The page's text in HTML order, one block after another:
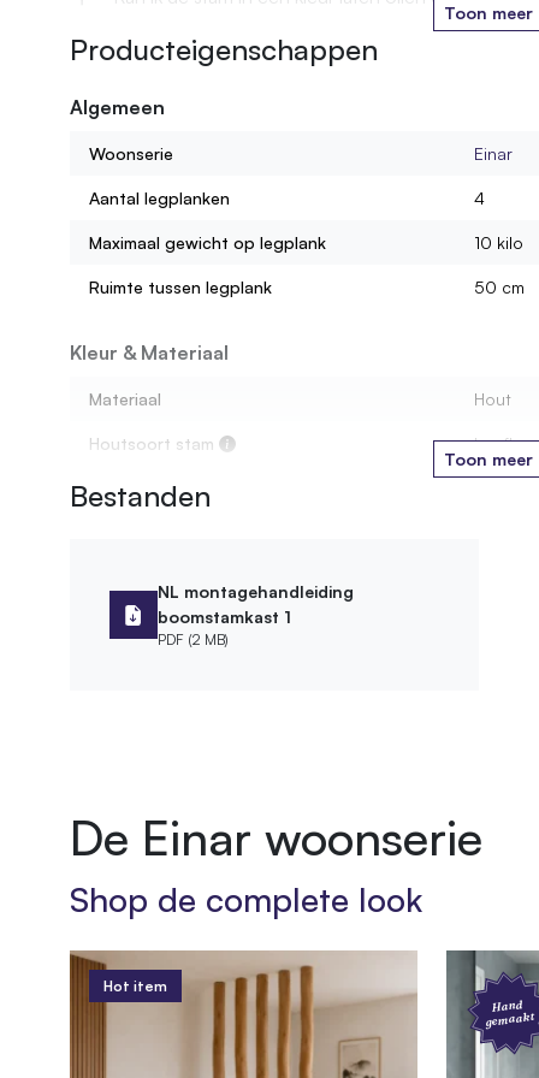
Wordt de kast gemonteerd geleverd?
Uit wat voor materiaal bestaan de legplanken?
Toon meer
Producteigenschappen
Algemeen
Woonserie Einar
Aantal legplanken 4
Maximaal gewicht op legplank 10 kilo
Ruimte tussen legplank 50 cm
Kleur & Materiaal
Materiaal Hout
Houtsoort stam
Kleur oliebehandeling
Afmetingen
Leveringsvorm
Bevestigingsmateriaal meegeleverd
Afwerking
Bewerking
Toon meer
Bestanden
NL montagehandleiding
boomstamkast 1
PDF (2 MB)
De Einar woonserie
Shop de complete look
Hot item
Hand
gemaakt